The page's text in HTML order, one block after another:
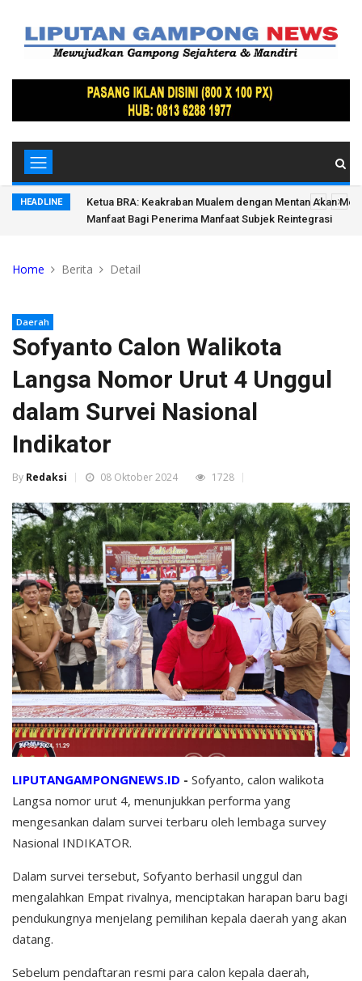
HEADLINE
Tak Cuma Kesenian, Turis Usia Lanjut Asal Brazil
Adonan Boh Rom-Rom di Aceh Jaya
Home Berita Detail
Daerah
Sofyanto Calon Walikota
Langsa Nomor Urut 4 Unggul
dalam Survei Nasional
Indikator
By Redaksi 08 Oktober 2024 1728
LIPUTANGAMPONGNEWS.ID - Sofyanto, calon walikota
Langsa nomor urut 4, menunjukkan performa yang
mengesankan dalam survei terbaru oleh lembaga survey
Nasional INDIKATOR.
Dalam survei tersebut, Sofyanto berhasil unggul dan
mengalahkan Empat rivalnya, menciptakan harapan baru bagi
pendukungnya menjelang pemilihan kepala daerah yang akan
datang.
Sebelum pendaftaran resmi para calon kepala daerah,